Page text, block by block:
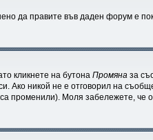
да правите във даден форум е
кликнете на бутона Промяна за
Ако никой не е отговорил на
променили). Моля забележете, че